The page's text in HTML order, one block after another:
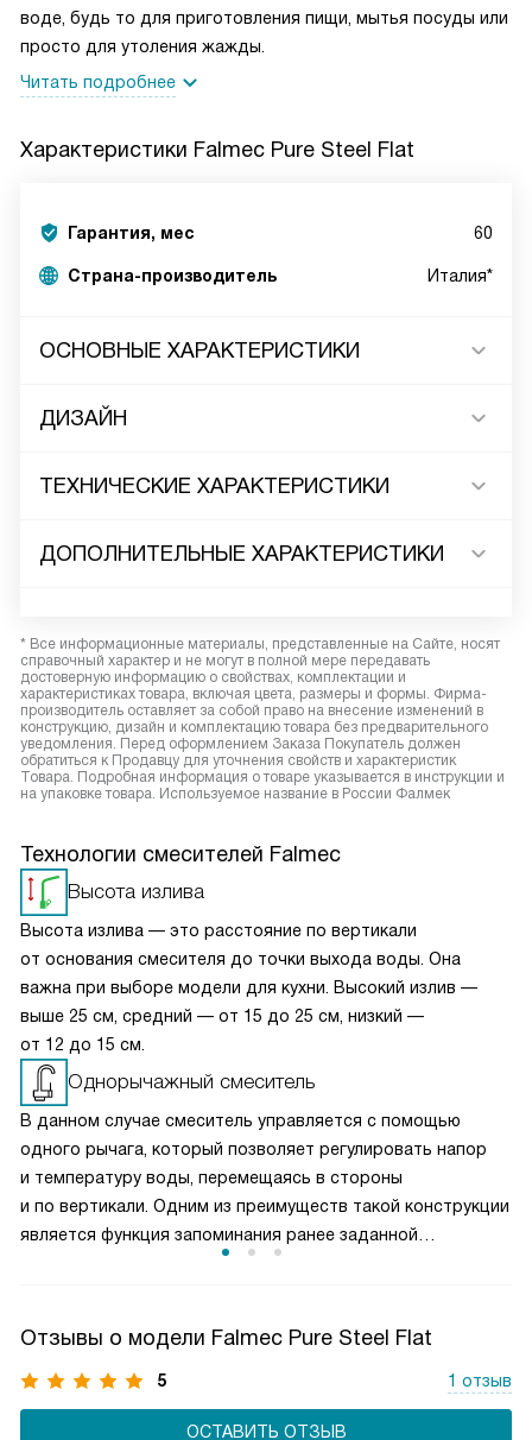
воде, будь то для приготовления пищи, мытья посуды или
просто для утоления жажды.
Читать подробнее
Характеристики Falmec Pure Steel Flat
Гарантия, мес 60
Страна-производитель Италия*
ОСНОВНЫЕ ХАРАКТЕРИСТИКИ
ДИЗАЙН
ТЕХНИЧЕСКИЕ ХАРАКТЕРИСТИКИ
ДОПОЛНИТЕЛЬНЫЕ ХАРАКТЕРИСТИКИ
* Все информационные материалы, представленные на Сайте, носят
справочный характер и не могут в полной мере передавать
достоверную информацию о свойствах, комплектации и
характеристиках товара, включая цвета, размеры и формы. Фирма-
производитель оставляет за собой право на внесение изменений в
конструкцию, дизайн и комплектацию товара без предварительного
уведомления. Перед оформлением Заказа Покупатель должен
обратиться к Продавцу для уточнения свойств и характеристик
Товара. Подробная информация о товаре указывается в инструкции и
на упаковке товара. Используемое название в России Фалмек
Технологии смесителей Falmec
Высота излива
Высота излива — это расстояние по вертикали
от основания смесителя до точки выхода воды. Она
важна при выборе модели для кухни. Высокий излив —
выше 25 см, средний — от 15 до 25 см, низкий —
от 12 до 15 см.
Однорычажный смеситель
В данном случае смеситель управляется с помощью
одного рычага, который позволяет регулировать напор
и температуру воды, перемещаясь в стороны
и по вертикали. Одним из преимуществ такой конструкции
является функция запоминания ранее заданной
Отзывы о модели Falmec Pure Steel Flat
5 1 отзыв
ОСТАВИТЬ ОТЗЫВ